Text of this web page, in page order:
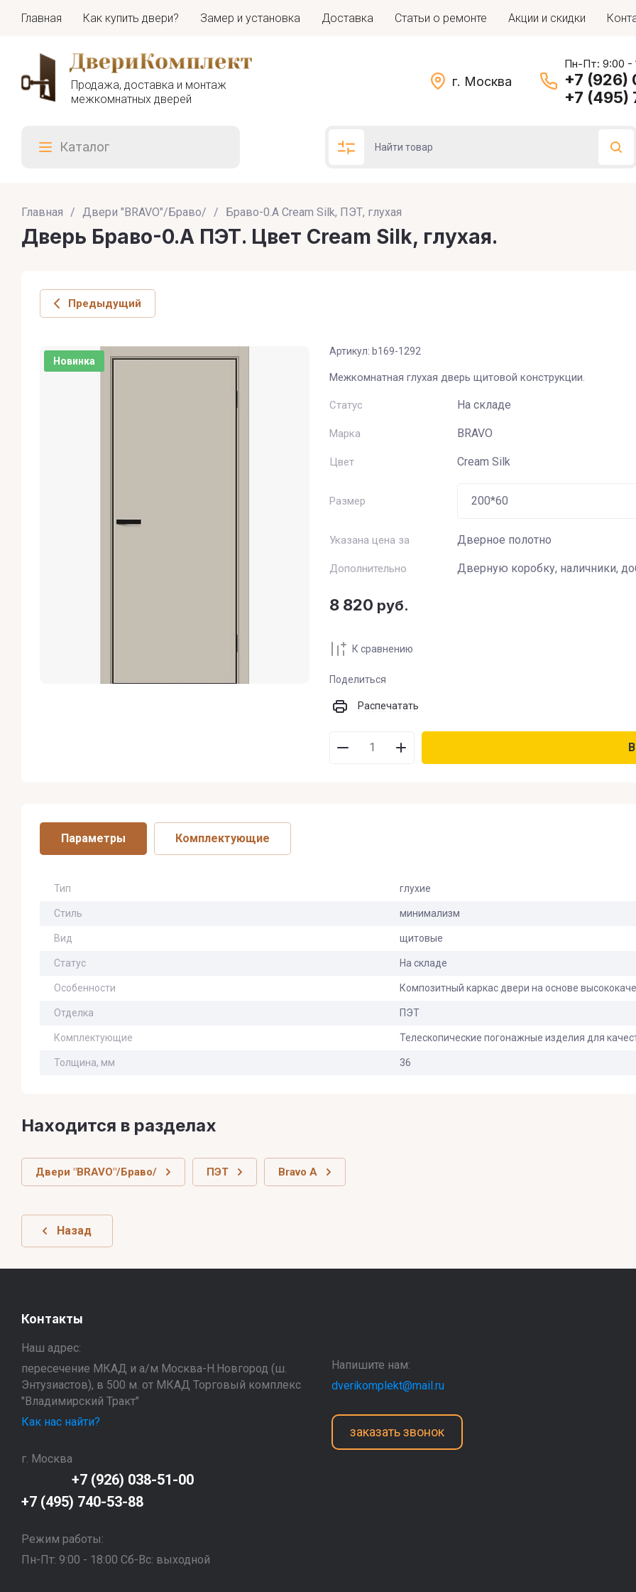
Главная Как купить двери? Замер и установка Доставка Статьи о ремонте Акции и скидки
Продажа, доставка и монтаж
межкомнатных дверей
г. Москва
Пн-Пт: 9:00 -
+7 (926)
+7
Каталог
Подбор по параметрам
Название:
Текст
Стекло:
Производитель
В наличии:
Нет на складе
На заказ
Главная / Двери "BRAVO"/Браво/ / Браво-0.А Cream Silk, ПЭТ, глухая
Дверь Браво-0.А ПЭТ. Цвет Cream Silk, глухая.
Предыдущий
Новинка
Артикул: b169-1292
Межкомнатная глухая дверь щитовой конструкции.
Статус На складе
Марка BRAVO
Цвет Cream Silk
Размер
Указана цена за Дверное полотно
Дополнительно Дверную коробку, наличники,
8 820 руб.
К сравнению
Поделиться
Распечатать
Параметры Комплектующие
Тип глухие
Стиль минимализм
Вид щитовые
Статус На складе
Особенности Композитный каркас двери на основе
Отделка ПЭТ
Комплектующие Телескопические погонажные изделия для
Толщина, мм 36
Находится в разделах
Двери "BRAVO"/Браво/ ПЭТ Bravo A
Назад
Контакты
Наш адрес:
пересечение МКАД и а/м Москва-Н.Новгород (ш.
Энтузиастов), в 500 м. от МКАД Торговый комплекс
"Владимирский Тракт"
Как нас найти?
г. Москва
+7 (926) 038-51-00
+7 (495) 740-53-88
Режим работы:
Пн-Пт: 9:00 - 18:00 Сб-Вс: выходной
Напишите нам:
dverikomplekt@mail.ru
заказать звонок